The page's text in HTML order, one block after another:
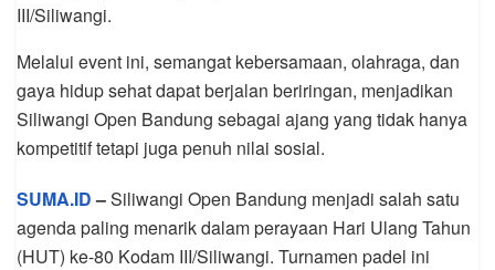
III/Siliwangi.
Melalui event ini, semangat kebersamaan, olahraga, dan
gaya hidup sehat dapat berjalan beriringan, menjadikan
Siliwangi Open Bandung sebagai ajang yang tidak hanya
kompetitif tetapi juga penuh nilai sosial.
SUMA.ID–Siliwangi Open Bandung menjadi salah satu
agenda paling menarik dalam perayaan Hari Ulang Tahun
(HUT) ke-80 Kodam III/Siliwangi. Turnamen padel ini